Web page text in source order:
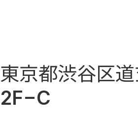
東京都渋谷区
2F−C